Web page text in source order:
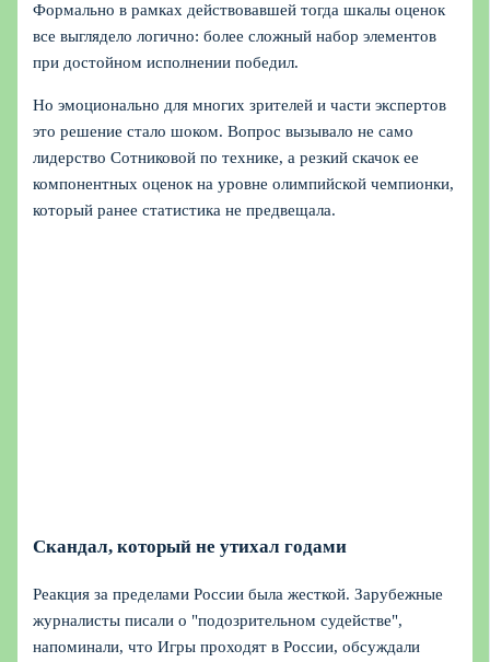
Формально в рамках действовавшей тогда шкалы оценок
все выглядело логично: более сложный набор элементов
при достойном исполнении победил.
Но эмоционально для многих зрителей и части экспертов
это решение стало шоком. Вопрос вызывало не само
лидерство Сотниковой по технике, а резкий скачок ее
компонентных оценок на уровне олимпийской чемпионки,
который ранее статистика не предвещала.
Скандал, который не утихал годами
Реакция за пределами России была жесткой. Зарубежные
журналисты писали о "подозрительном судействе",
напоминали, что Игры проходят в России, обсуждали